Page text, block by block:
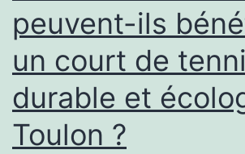
peuvent-ils
un court de
durable et
Toulon ?